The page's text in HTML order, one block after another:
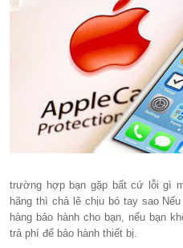
trường hợp bạn gặp bất cứ lỗi gì
hãng thì chả lẽ chịu bó tay sao
hàng bảo hành cho bạn, nếu bạn
trả phí để bảo hành thiết bị.